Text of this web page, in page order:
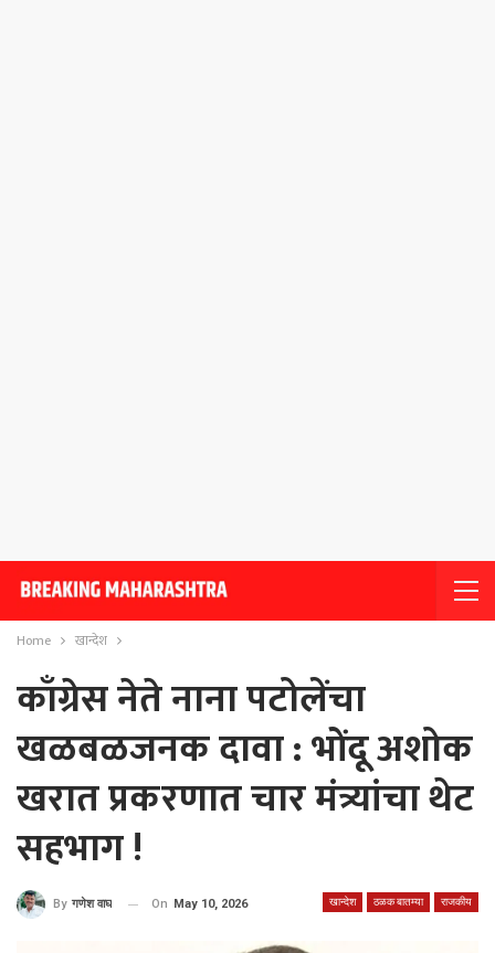
Home खान्देश
काँग्रेस नेते नाना पटोलेंचा
खळबळजनक दावा : भोंदू अशोक
खरात प्रकरणात चार मंत्र्यांचा थेट
सहभाग !
खान्देश ठळक बातम्या राजकीय
By गणेश वाघ On May 10, 2026